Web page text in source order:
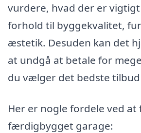
vurdere, hvad der er
forhold til byggekvalitet,
æstetik. Desuden kan det
at undgå at betale for
du vælger det bedste
Her er nogle fordele ved at
færdigbygget garage: